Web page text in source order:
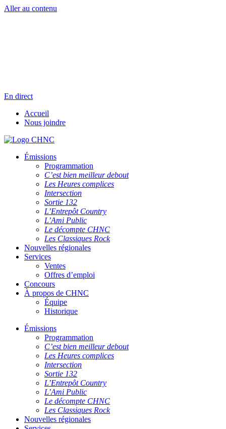
Aller au contenu
En direct
Accueil
Nous joindre
Émissions
Programmation
C’est bien meilleur debout
Les Heures complices
Intersection
Sortie 132
L’Entrepôt Country
L’Ami Public
Le décompte CHNC
Les Classiques Rock
Nouvelles régionales
Services
Ventes
Offres d’emploi
Concours
À propos de CHNC
Équipe
Historique
Émissions
Programmation
C’est bien meilleur debout
Les Heures complices
Intersection
Sortie 132
L’Entrepôt Country
L’Ami Public
Le décompte CHNC
Les Classiques Rock
Nouvelles régionales